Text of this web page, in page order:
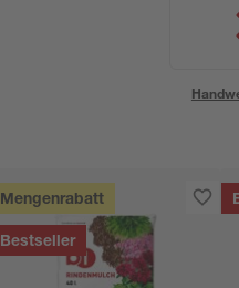
Mengenrabatt
Bestseller